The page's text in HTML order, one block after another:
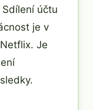
účtu
je v
Je